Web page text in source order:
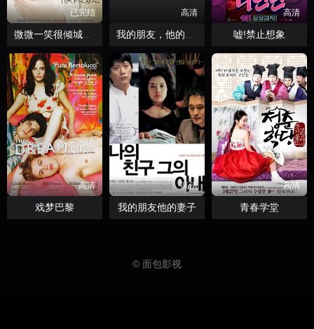
已完结
微微一笑很倾城2016
高清
我的朋友，他的老婆
高清
嘘!禁止想象
高清
戏梦巴黎
高清
我的朋友他的妻子
高清
青春学堂
© 面包影视